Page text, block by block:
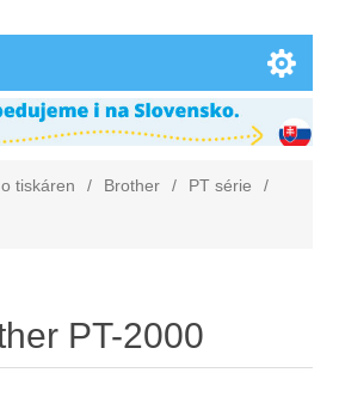
tiskáren / Brother / PT série
/
PT-2000